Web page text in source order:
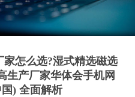
家怎么选?湿式精选磁选
生产厂家华体会手机网
) 全面解析